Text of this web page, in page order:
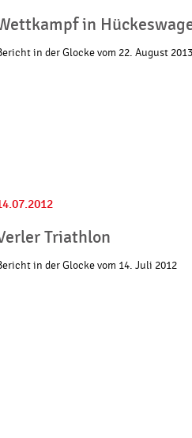
in
in der Glocke vom 22. August 2013
Triathlon
in der Glocke vom 14. Juli 2012